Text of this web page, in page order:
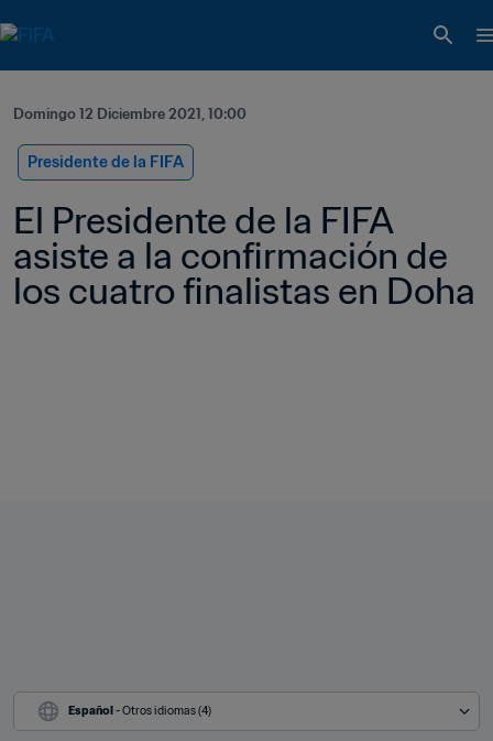
Domingo 12 Diciembre 2021, 10:00
Presidente de la FIFA
El Presidente de la FIFA
asiste a la confirmación de
los cuatro finalistas en Doha
Español - Otros idiomas (4)